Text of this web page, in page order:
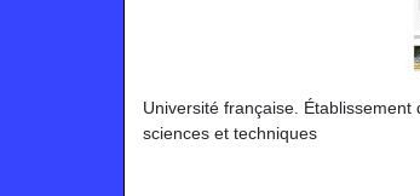
Université française.
sciences et techniques